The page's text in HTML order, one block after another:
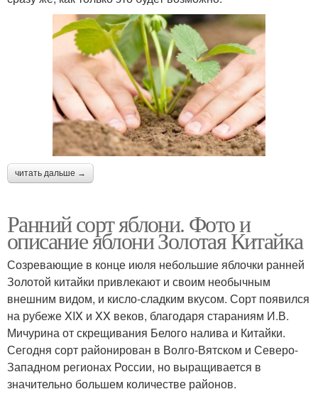
читать дальше →
Ранний сорт яблони. Фото и
описание яблони Золотая Китайка
Созревающие в конце июля небольшие яблочки ранней
Золотой китайки привлекают и своим необычным
внешним видом, и кисло-сладким вкусом. Сорт появился
на рубеже XIX и XX веков, благодаря стараниям И.В.
Мичурина от скрещивания Белого налива и Китайки.
Сегодня сорт районирован в Волго-Вятском и Северо-
Западном регионах России, но выращивается в
значительно большем количестве районов.